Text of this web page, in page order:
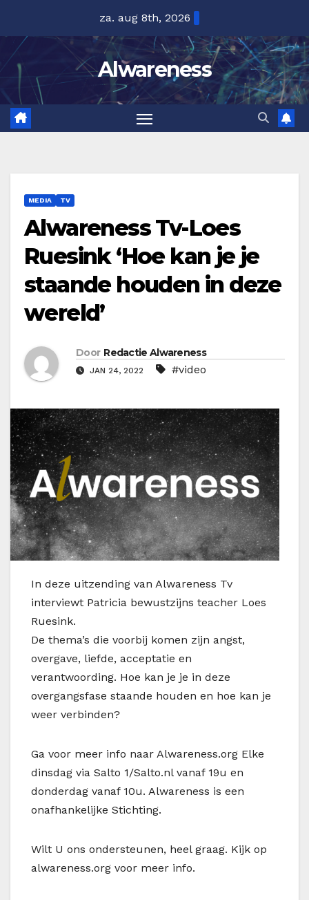
inhoud
za. aug 8th, 2026
Alwareness
MEDIA TV
Alwareness Tv-Loes
Ruesink ‘Hoe kan je je
staande houden in deze
wereld’
Door Redactie Alwareness
JAN 24, 2022 #video
In deze uitzending van Alwareness Tv
interviewt Patricia bewustzijns teacher Loes
Ruesink.
De thema’s die voorbij komen zijn angst,
overgave, liefde, acceptatie en
verantwoording. Hoe kan je je in deze
overgangsfase staande houden en hoe kan je
weer verbinden?
Ga voor meer info naar Alwareness.org Elke
dinsdag via Salto 1/Salto.nl vanaf 19u en
donderdag vanaf 10u. Alwareness is een
onafhankelijke Stichting.
Wilt U ons ondersteunen, heel graag. Kijk op
alwareness.org voor meer info.